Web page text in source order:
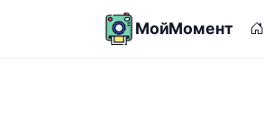
МойМомент